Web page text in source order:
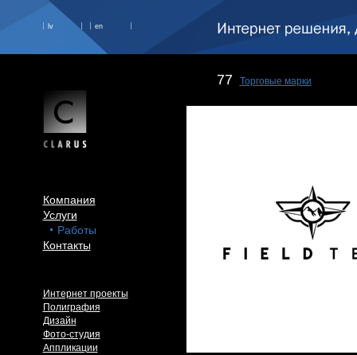
lv en
Компания
Услуги
Работы
Контакты
Интернет проекты
Полиграфия
Дизайн
Фото-студия
Аппликации
77 Торговые марки